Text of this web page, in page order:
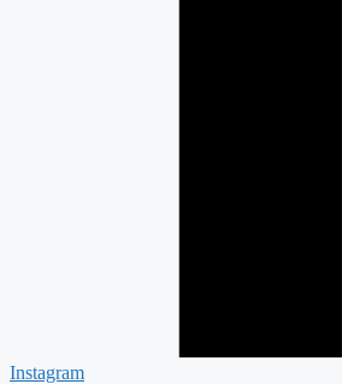
Instagram